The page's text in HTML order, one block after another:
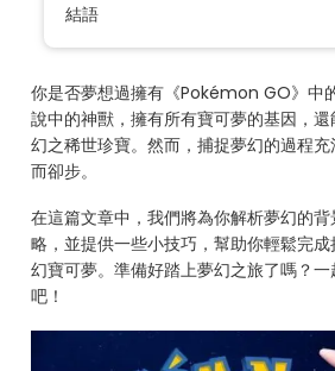
結語
你是否夢想過擁有《Pokémon GO》中
說中的神獸，擁有所有寶可夢的基因，
幻之稀世珍寶。然而，捕捉夢幻的過程
而卻步。
在這篇文章中，我們將為你解析夢幻的
略，並提供一些小技巧，幫助你輕鬆完
幻寶可夢。準備好踏上夢幻之旅了嗎？
吧！